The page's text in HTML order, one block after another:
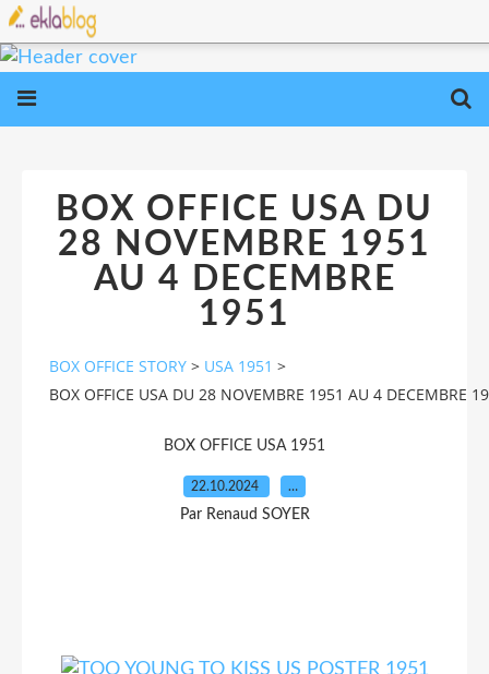
BOX OFFICE USA DU
28 NOVEMBRE 1951
AU 4 DECEMBRE
1951
BOX OFFICE STORY > USA 1951 >
BOX OFFICE USA DU 28 NOVEMBRE 1951 AU 4 DECEMBRE
BOX OFFICE USA 1951
22.10.2024 …
Par Renaud SOYER